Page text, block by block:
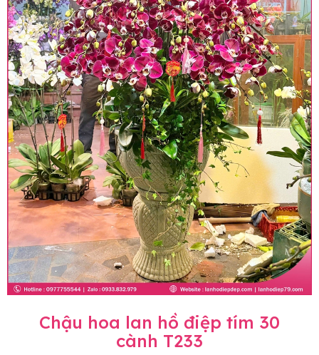
Chậu hoa lan hồ điệp tím 30
cành T233